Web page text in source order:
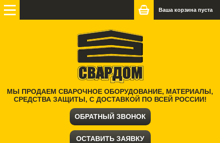
МЫ ПРОДАЕМ СВАРОЧНОЕ ОБОРУДОВАНИЕ, МАТЕРИАЛЫ,
СРЕДСТВА ЗАЩИТЫ, С ДОСТАВКОЙ ПО ВСЕЙ РОССИИ!
ОБРАТНЫЙ ЗВОНОК
ОСТАВИТЬ ЗАЯВКУ
Ваша корзина пуста